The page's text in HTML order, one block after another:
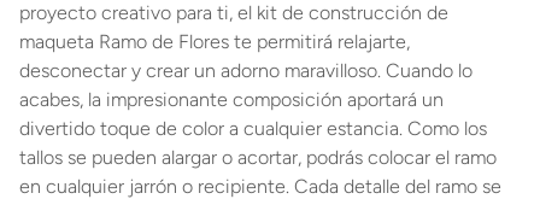
proyecto creativo para ti, el kit de construcción de
maqueta Ramo de Flores te permitirá relajarte,
desconectar y crear un adorno maravilloso. Cuando lo
acabes, la impresionante composición aportará un
divertido toque de color a cualquier estancia. Como los
tallos se pueden alargar o acortar, podrás colocar el ramo
en cualquier jarrón o recipiente. Cada detalle del ramo se